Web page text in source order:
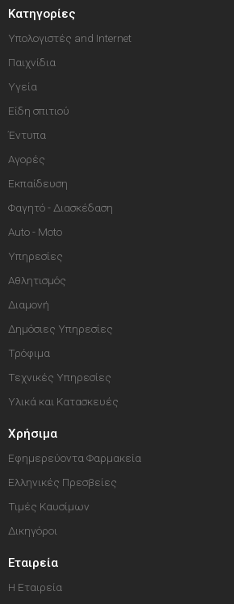
Κατηγορίες
Υπολογιστές and Internet
Παιχνίδια
Υγεία
Είδη σπιτιού
Έντυπα
Αγορές
Εκπαίδευση
Φαγητό - Διασκέδαση
Auto - Moto
Υπηρεσίες
Αθλητισμός
Διαμονή
Δημόσιες Υπηρεσίες
Τρόφιμα
Τεχνικές Υπηρεσίες
Υλικά και Κατασκευές
Χρήσιμα
Εφημερεύοντα Φαρμακεία
Ελληνικές Πρεσβείες
Τιμές Καυσίμων
Δικηγόροι
Εταιρεία
Η Εταιρεία